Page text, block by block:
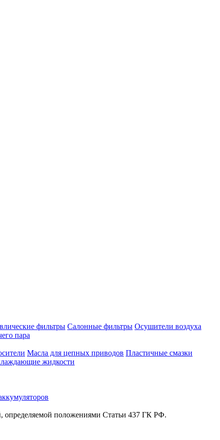
фильтры Салонные фильтры Осушители воздуха
пара
Масла для цепных приводов Пластичные смазки
жидкости
определяемой положениями Статьи 437 ГК РФ.